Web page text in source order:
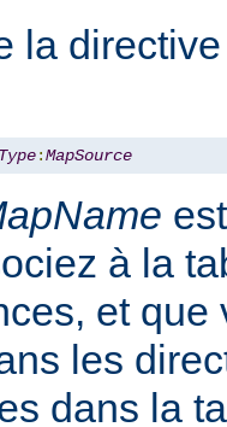
la
:MapSource
à la
et
les
dans la